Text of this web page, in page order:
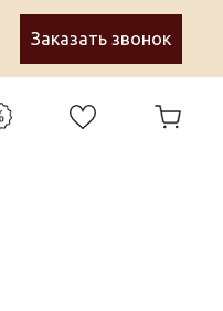
Заказать звонок